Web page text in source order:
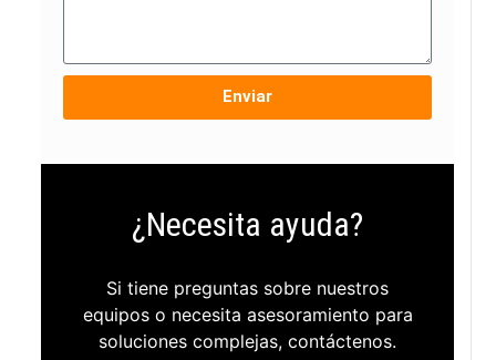
Enviar
¿Necesita ayuda?
Si tiene preguntas sobre nuestros
equipos o necesita asesoramiento para
soluciones complejas, contáctenos.